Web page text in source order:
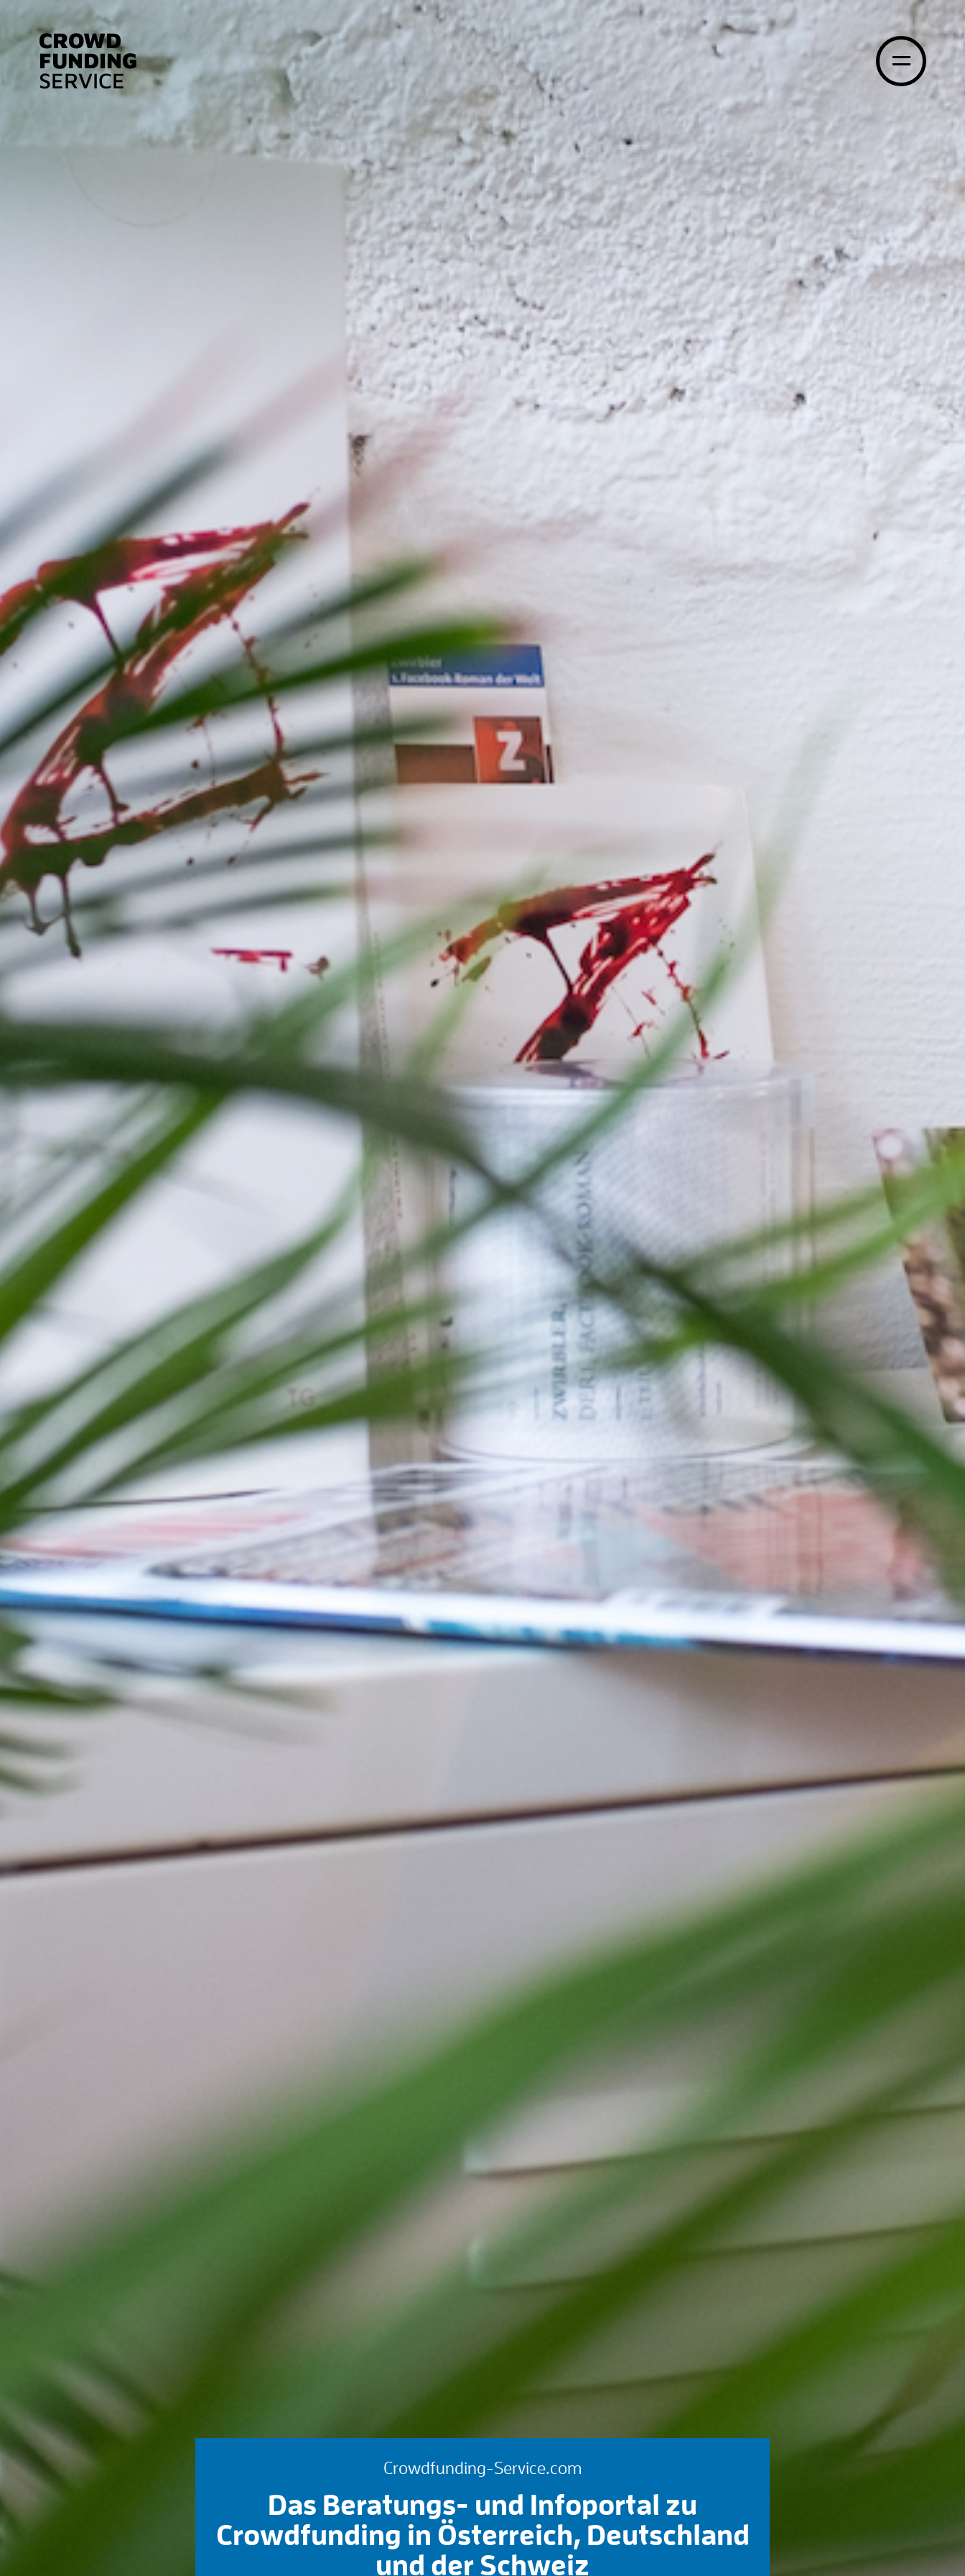
CROWD
FUNDING
SERVICE
Crowdfunding-Service.com
Das Beratungs- und Infoportal zu
Crowdfunding in Österreich, Deutschland
und der Schweiz